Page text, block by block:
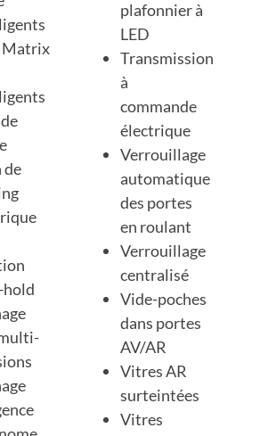
Matrix
de
plafonnier à
LED
Transmission
à
commande
électrique
Verrouillage
automatique
des portes
en roulant
Verrouillage
centralisé
Vide-poches
dans portes
AV/AR
Vitres AR
surteintées
Vitres